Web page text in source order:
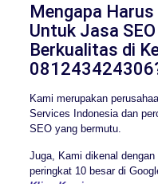
Mengapa
Untuk Jasa
Berkualitas di
Kami merupakan
Services Indonesia dan
SEO yang bermutu.
Juga, Kami dikenal
peringkat 10 besar di